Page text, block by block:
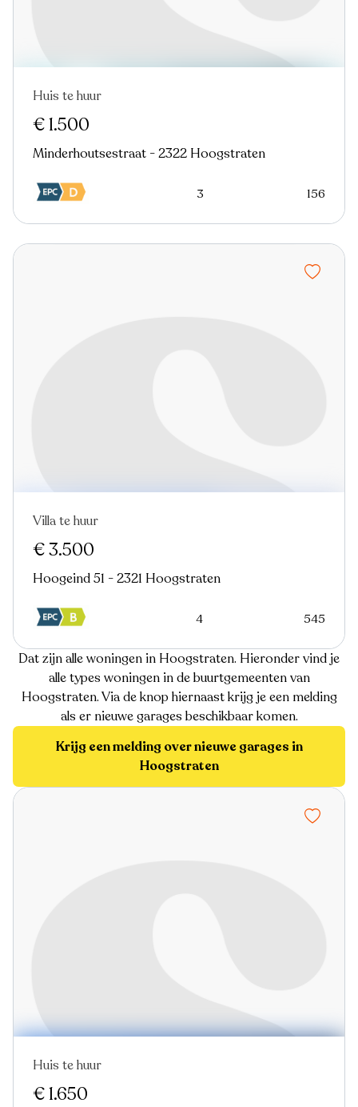
Huis te huur
€ 1.500
Minderhoutsestraat - 2322 Hoogstraten
3 156
Villa te huur
€ 3.500
Hoogeind 51 - 2321 Hoogstraten
4 545
Dat zijn alle woningen in Hoogstraten. Hieronder vind je
alle types woningen in de buurtgemeenten van
Hoogstraten. Via de knop hiernaast krijg je een melding
als er nieuwe garages beschikbaar komen.
Krijg een melding over nieuwe garages in
Hoogstraten
Nieuw
Huis te huur
€ 1.650